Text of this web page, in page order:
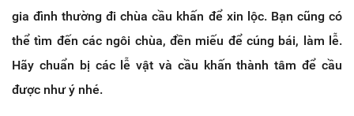
gia đình thường đi chùa cầu khấn để xin lộc. Bạn cũng có
thể tìm đến các ngôi chùa, đền miếu để cúng bái, làm lễ.
Hãy chuẩn bị các lễ vật và cầu khấn thành tâm để cầu
được như ý nhé.